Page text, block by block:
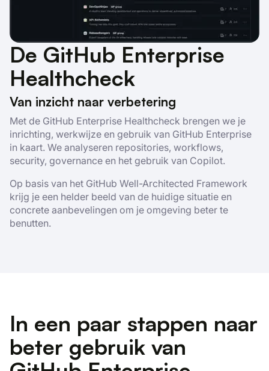
De GitHub Enterprise
Healthcheck
Van inzicht naar verbetering
Met de GitHub Enterprise Healthcheck brengen we je
inrichting, werkwijze en gebruik van GitHub Enterprise
in kaart. We analyseren repositories, workflows,
security, governance en het gebruik van Copilot.
Op basis van het GitHub Well-Architected Framework
krijg je een helder beeld van de huidige situatie en
concrete aanbevelingen om je omgeving beter te
benutten.
In een paar stappen naar
beter gebruik van